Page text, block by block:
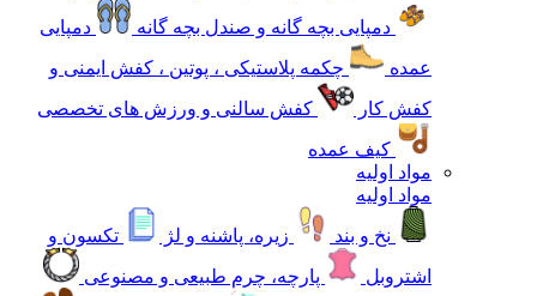
دمپایی بچه گانه و صندل بچه گانه
دمپایی
عمده
چکمه پلاستیکی ، پوتین ، کفش ایمنی و
کفش کار
کفش سالنی و ورزش های تخصصی
کیف عمده
مواد اولیه
مواد اولیه
نخ و بند
زیره، پاشنه و لژ
تکسون و
اشتروبل
پارچه، چرم طبیعی و مصنوعی